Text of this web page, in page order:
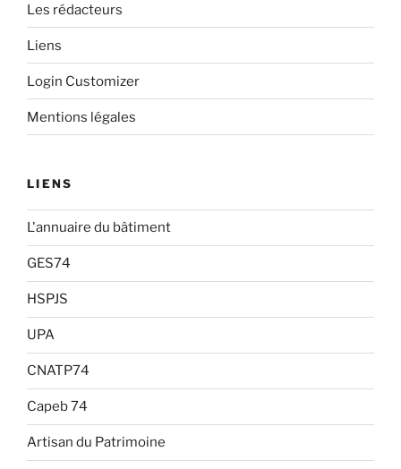
Les rédacteurs
Liens
Login Customizer
Mentions légales
LIENS
L'annuaire du bâtiment
GES74
HSPJS
UPA
CNATP74
Capeb 74
Artisan du Patrimoine